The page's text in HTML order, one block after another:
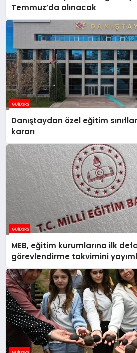
Temmuz’da alınacak
Danıştaydan özel eğitim
kararı
MEB, eğitim kurumlarına ilk
görevlendirme takvimini